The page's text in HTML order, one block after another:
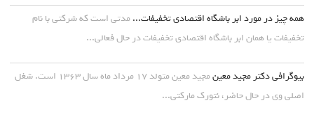
همه چیز در مورد ابر باشگاه اقتصادی تخفیفات... مدتی است که شرکتی با نام
تخفیفات یا همان ابر باشگاه اقتصادی تخفیفات در حال فعالی...
بیوگرافی دکتر مجید معین
مجید معین متولد ۱۷ مرداد ماه سال ۱۳۶۳ است. شغل
اصلی وی در حال حاضر، نتورک مارکتی...